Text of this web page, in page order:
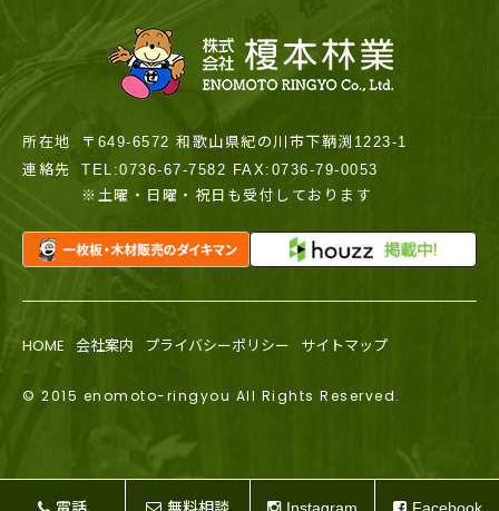
所在地
〒649-6572 和歌山県紀の川市下鞆渕1223-1
連絡先
TEL:0736-67-7582 FAX:0736-79-0053
※土曜・日曜・祝日も受付しております
HOME 会社案内 プライバシーポリシー サイトマップ
© 2015 enomoto-ringyou All Rights Reserved.